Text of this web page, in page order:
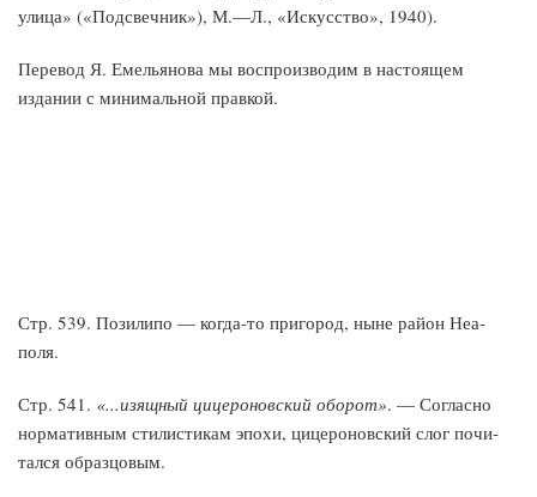
улица» («Подсвечник»), М.—Л., «Искусство», 1940).
Перевод Я. Емельянова мы воспроизводим в настоящем
издании с минимальной правкой.
Стр. 539. Позилипо — когда-то пригород, ныне район Неа­
поля.
Стр. 541. «...изящный цицероновский оборот». — Согласно
нормативным стилистикам эпохи, цицероновский слог почи­
тался образцовым.